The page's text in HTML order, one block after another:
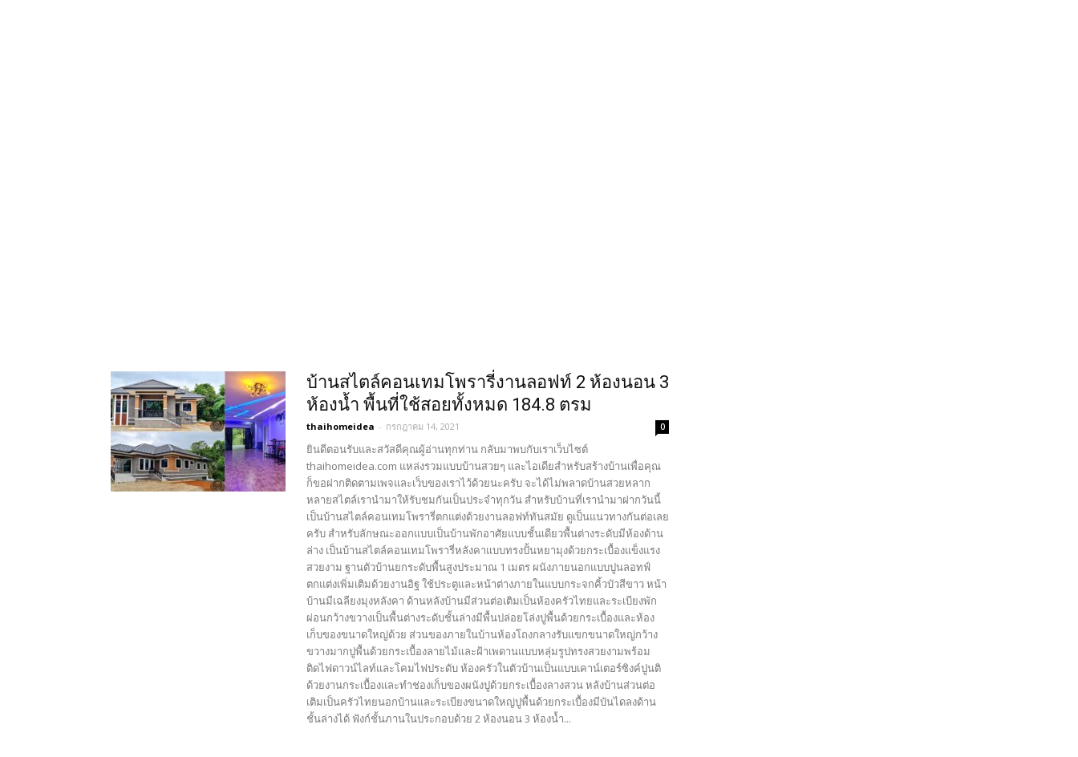
บ้านสไตล์คอนเทมโพรารี่งานลอฟท์ 2 ห้องนอน 3
ห้องน้ำ พื้นที่ใช้สอยทั้งหมด 184.8 ตรม
thaihomeidea - กรกฎาคม 14, 2021 0
ยินดีตอนรับและสวัสดีคุณผู้อ่านทุกท่าน กลับมาพบกับเราเว็บไซต์
thaihomeidea.com แหล่งรวมแบบบ้านสวยๆ และไอเดียสำหรับสร้างบ้านเพื่อคุณ
ก็ขอฝากติดตามเพจและเว็บของเราไว้ด้วยนะครับ จะได้ไม่พลาดบ้านสวยหลาก
หลายสไตล์เรานำมาให้รับชมกันเป็นประจำทุกวัน สำหรับบ้านที่เรานำมาฝากวันนี้
เป็นบ้านสไตล์คอนเทมโพรารี่ตกแต่งด้วยงานลอฟท์ทันสมัย ดูเป็นแนวทางกันต่อเลย
ครับ สำหรับลักษณะออกแบบเป็นบ้านพักอาศัยแบบชั้นเดียวพื้นต่างระดับมีห้องด้าน
ล่าง เป็นบ้านสไตล์คอนเทมโพรารี่หลังคาแบบทรงปั้นหยามุงด้วยกระเบื้องแข็งแรง
สวยงาม ฐานตัวบ้านยกระดับพื้นสูงประมาณ 1 เมตร ผนังภายนอกแบบปูนลอทฟ์
ตกแต่งเพิ่มเติมด้วยงานอิฐ ใช้ประตูและหน้าต่างภายในแบบกระจกคิ้วบัวสีขาว หน้า
บ้านมีเฉลียงมุงหลังคา ด้านหลังบ้านมีส่วนต่อเติมเป็นห้องครัวไทยและระเบียงพัก
ผ่อนกว้างขวางเป็นพื้นต่างระดับชั้นล่างมีพื้นปล่อยโล่งปูพื้นด้วยกระเบื้องและห้อง
เก็บของขนาดใหญ่ด้วย ส่วนของภายในบ้านห้องโถงกลางรับแขกขนาดใหญ่กว้าง
ขวางมากปูพื้นด้วยกระเบื้องลายไม้และฝ้าเพดานแบบหลุ่มรูปทรงสวยงามพร้อม
ติดไฟดาวน์ไลท์และโคมไฟประดับ ห้องครัวในตัวบ้านเป็นแบบเคาน์เตอร์ซิงค์ปูนติ
ด้วยงานกระเบื้องและทำช่องเก็บของผนังปูด้วยกระเบื้องลางสวน หลังบ้านส่วนต่อ
เติมเป็นครัวไทยนอกบ้านและระเบียงขนาดใหญ่ปูพื้นด้วยกระเบื้องมีบันไดลงด้าน
ชั้นล่างได้ ฟังก์ชั้นภานในประกอบด้วย 2 ห้องนอน 3 ห้องน้ำ...